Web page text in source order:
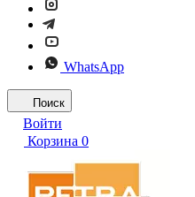
WhatsApp
Поиск
Войти
Корзина 0